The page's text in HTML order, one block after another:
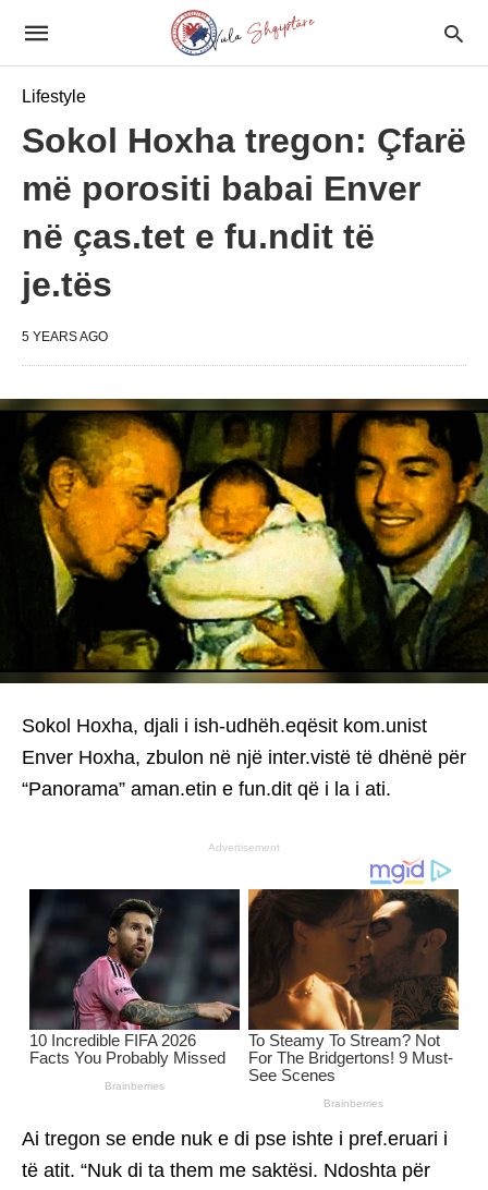
Lifestyle
Sokol Hoxha tregon: Çfarë
më porositi babai Enver
në ças.tet e fu.ndit të
je.tës
5 YEARS AGO
Sokol Hoxha, djali i ish-udhëh.eqësit kom.unist
Enver Hoxha, zbulon në një inter.vistë të dhënë për
“Panorama” aman.etin e fun.dit që i la i ati.
Advertisement
Ai tregon se ende nuk e di pse ishte i pref.eruari i
të atit. “Nuk di ta them me saktësi. Ndoshta për